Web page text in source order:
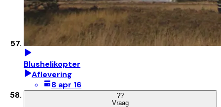
Blushelikopter
Aflevering
8 apr 16
??
Vraag